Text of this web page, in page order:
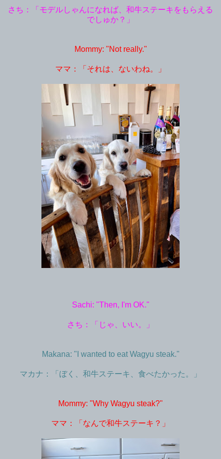
さち：「モデルしゃんになれば、和牛ステーキをもらえる
でしゅか？」
Mommy: "Not really."
ママ：「それは、ないわね。」
Sachi: "Then, I'm OK."
さち：「じゃ、いい。」
Makana: "I wanted to eat Wagyu steak."
マカナ：「ぼく、和牛ステーキ、食べたかった。」
Mommy: "Why Wagyu steak?"
ママ：「なんで和牛ステーキ？」